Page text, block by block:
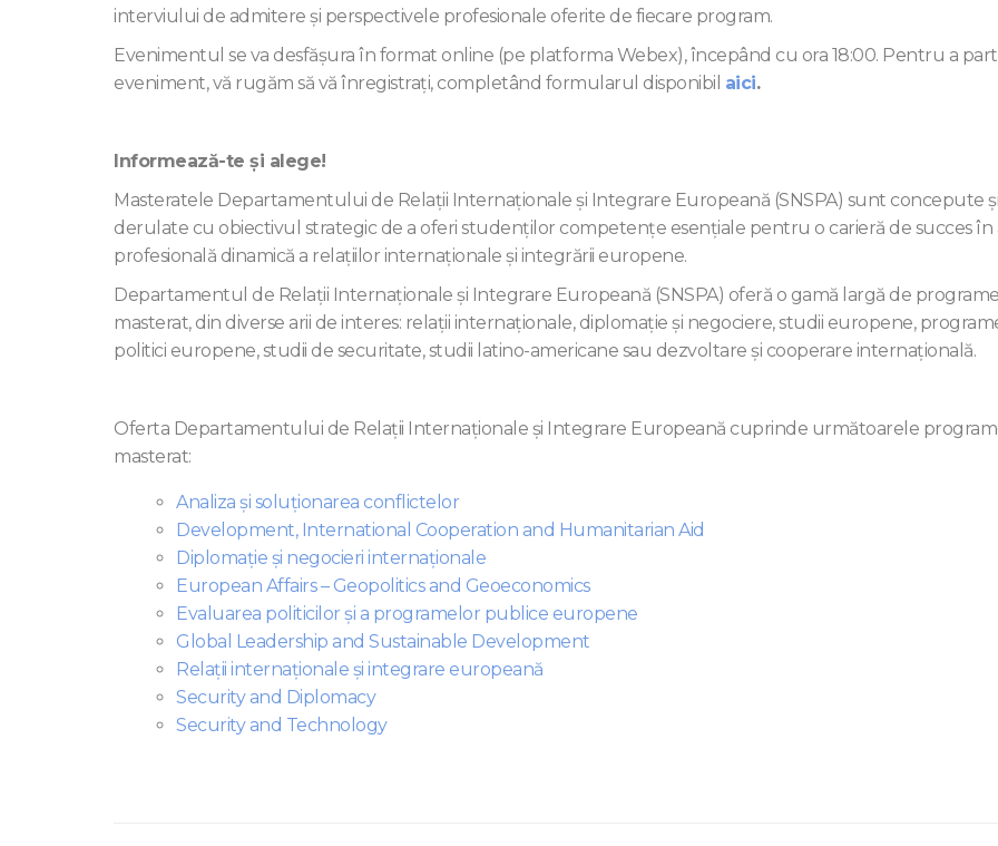
interviului de admitere și perspectivele profesionale oferite de fiecare program.
Evenimentul se va desfășura în format online (pe platforma Webex), începând cu ora 18:00. Pentru a
eveniment, vă rugăm să vă înregistrați, completând formularul disponibil aici.
Informează-te și alege!
Masteratele Departamentului de Relații Internaționale și Integrare Europeană (SNSPA) sunt concepute şi
derulate cu obiectivul strategic de a oferi studenților competenţe esenţiale pentru o carieră de succes în
profesională dinamică a relaţiilor internaţionale şi integrării europene.
Departamentul de Relații Internaționale și Integrare Europeană (SNSPA) oferă o gamă largă de
masterat, din diverse arii de interes: relaţii internaţionale, diplomaţie și negociere, studii europene,
politici europene, studii de securitate, studii latino-americane sau dezvoltare şi cooperare internaţională.
Oferta Departamentului de Relații Internaționale și Integrare Europeană cuprinde următoarele
masterat:
Analiza și soluționarea conflictelor
Development, International Cooperation and Humanitarian Aid
Diplomaţie şi negocieri internaţionale
European Affairs – Geopolitics and Geoeconomics
Evaluarea politicilor şi a programelor publice europene
Global Leadership and Sustainable Development
Relații internaționale și integrare europeană
Security and Diplomacy
Security and Technology